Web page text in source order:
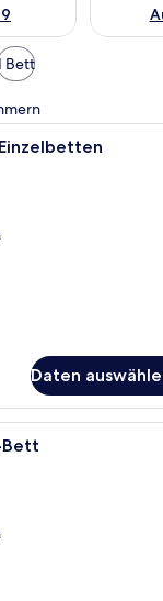
Bett
Ein
Daten
Ein
Bett